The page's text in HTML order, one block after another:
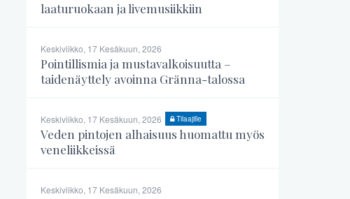
laaturuokaan ja livemusiikkiin
Keskiviikko, 17 Kesäkuun, 2026
Pointillismia ja mustavalkoisuutta –
taidenäyttely avoinna Gränna-talossa
Keskiviikko, 17 Kesäkuun, 2026 Tilaajille
Veden pintojen alhaisuus huomattu myös
veneliikkeissä
Keskiviikko, 17 Kesäkuun, 2026